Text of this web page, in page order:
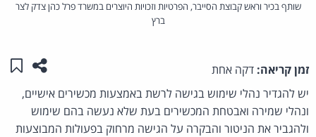
שותף בכיר וראש קבוצת הסייבר, הפרטיות וזכויות היוצרים במשרד פרל כהן צדק לצר
ברץ
זמן קריאה: דקה אחת שתפו
יש להגדיר נהלי שימוש בגישה לרשת באמצעות מכשירים אישיים,
ונהלי שמירה ואבטחת המכשירים בעת שלא נעשה בהם שימוש
ולהגביר את הניטור והבקרה על הגישה מרחוק בפעולות המבוצעות